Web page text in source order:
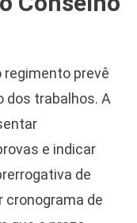
regimento prevê
dos trabalhos. A
e indicar
de
cronograma de